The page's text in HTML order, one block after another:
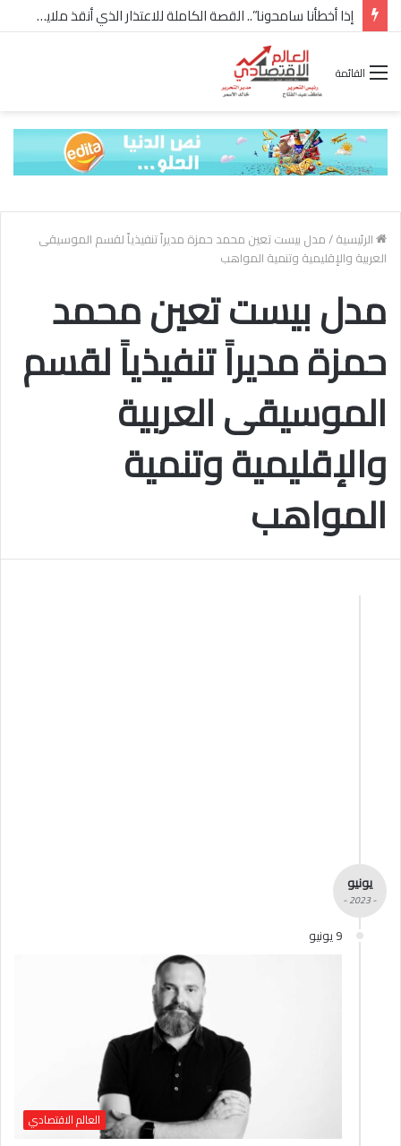
إذا أخطأنا سامحونا”.. القصة الكاملة للاعتذار الذي أنقذ ملايين “إعمار” في الساحل الشمالي
القائمة
الرئيسية/مدل بيست تعين محمد حمزة مديراً تنفيذياً لقسم الموسيقى
العربية والإقليمية وتنمية المواهب
مدل بيست تعين محمد
حمزة مديراً تنفيذياً لقسم
الموسيقى العربية
والإقليمية وتنمية
المواهب
يونيو
- 2023 -
9 يونيو
العالم الاقتصادي